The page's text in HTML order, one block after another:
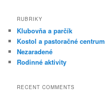
RUBRIKY
Klubovňa a parčík
Kostol a pastoračné centrum
Nezaradené
Rodinné aktivity
RECENT COMMENTS